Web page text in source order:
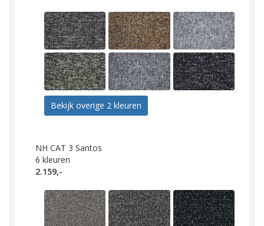
Bekijk overige 2 kleuren
NH CAT 3 Santos
6 kleuren
2.159,-